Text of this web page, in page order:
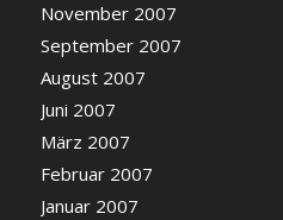
November 2007
September 2007
August 2007
Juni 2007
März 2007
Februar 2007
Januar 2007